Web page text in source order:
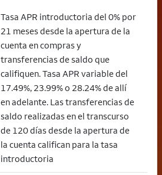
Tasa APR introductoria del 0% por
21 meses desde la apertura de la
cuenta en compras y
transferencias de saldo que
califiquen. Tasa APR variable del
17.49%, 23.99% o 28.24% de allí
en adelante. Las transferencias de
saldo realizadas en el transcurso
de 120 días desde la apertura de
la cuenta califican para la tasa
introductoria